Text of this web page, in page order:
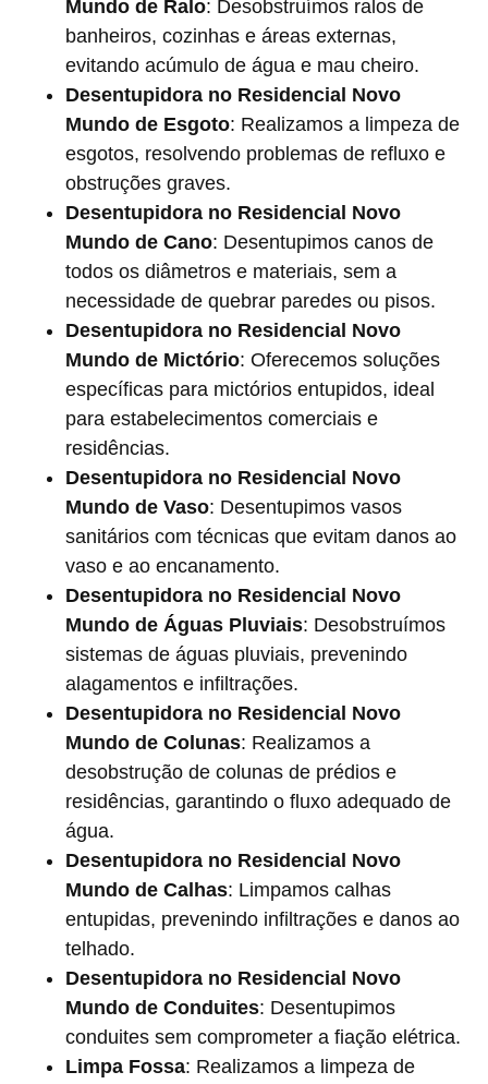
Mundo de Ralo: Desobstruímos ralos de
banheiros, cozinhas e áreas externas,
evitando acúmulo de água e mau cheiro.
Desentupidora no Residencial Novo
Mundo de Esgoto: Realizamos a limpeza de
esgotos, resolvendo problemas de refluxo e
obstruções graves.
Desentupidora no Residencial Novo
Mundo de Cano: Desentupimos canos de
todos os diâmetros e materiais, sem a
necessidade de quebrar paredes ou pisos.
Desentupidora no Residencial Novo
Mundo de Mictório: Oferecemos soluções
específicas para mictórios entupidos, ideal
para estabelecimentos comerciais e
residências.
Desentupidora no Residencial Novo
Mundo de Vaso: Desentupimos vasos
sanitários com técnicas que evitam danos ao
vaso e ao encanamento.
Desentupidora no Residencial Novo
Mundo de Águas Pluviais: Desobstruímos
sistemas de águas pluviais, prevenindo
alagamentos e infiltrações.
Desentupidora no Residencial Novo
Mundo de Colunas: Realizamos a
desobstrução de colunas de prédios e
residências, garantindo o fluxo adequado de
água.
Desentupidora no Residencial Novo
Mundo de Calhas: Limpamos calhas
entupidas, prevenindo infiltrações e danos ao
telhado.
Desentupidora no Residencial Novo
Mundo de Conduites: Desentupimos
conduites sem comprometer a fiação elétrica.
Limpa Fossa: Realizamos a limpeza de